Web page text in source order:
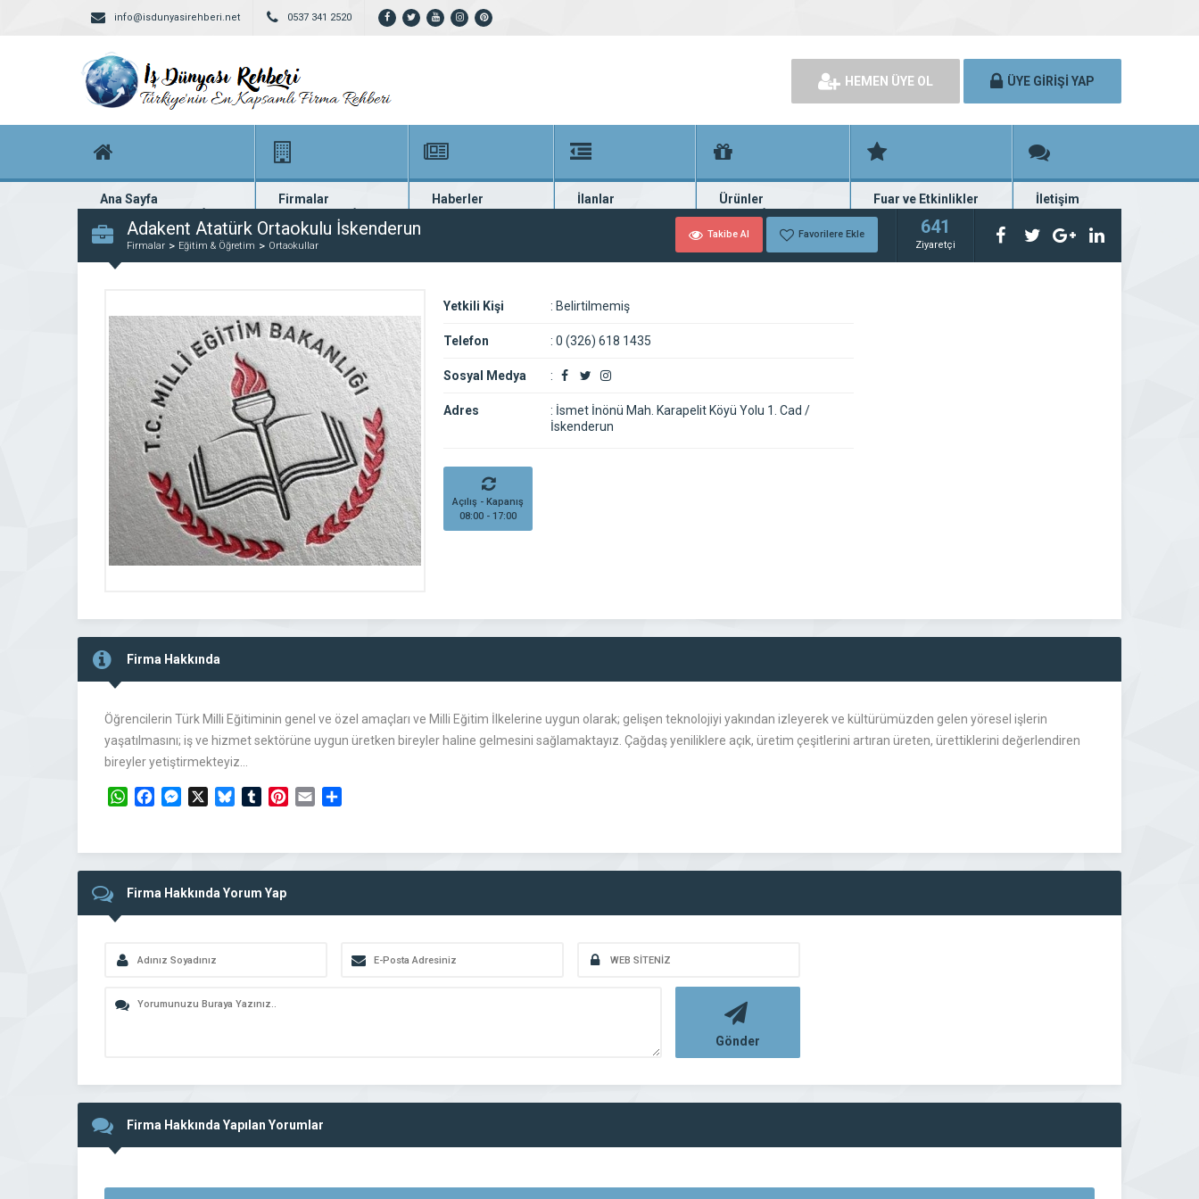
info@isdunyasirehberi.net 0537 341 2520
HEMEN ÜYE OL ÜYE GİRİŞİ YAP
Ana Sayfa
Firma rehberi ana sayfanız
Firmalar
Yüzlerce kayıtlı firma
Haberler
En güncel haberler
İlanlar
Güncel seri ilanlar
Ürünler
Binlerce firma ürünü
Fuar ve Etkinlikler
Fuar ve etkinlik planları
İletişim
Bize ulaşın
Adakent Atatürk Ortaokulu İskenderun
Firmalar Eğitim & Öğretim Ortaokullar
Takibe Al Favorilere Ekle 641
Ziyaretçi
Yetkili Kişi : Belirtilmemiş
Telefon : 0 (326) 618 1435
Sosyal Medya :
Adres : İsmet İnönü Mah. Karapelit Köyü Yolu 1. Cad /
İskenderun
Açılış - Kapanış
08:00 - 17:00
Firma Hakkında
Öğrencilerin Türk Milli Eğitiminin genel ve özel amaçları ve Milli Eğitim İlkelerine uygun olarak; gelişen teknolojiyi yakından izleyerek ve kültürümüzden gelen yöresel işlerin
yaşatılmasını; iş ve hizmet sektörüne uygun üretken bireyler haline gelmesini sağlamaktayız. Çağdaş yeniliklere açık, üretim çeşitlerini artıran üreten, ürettiklerini değerlendiren
bireyler yetiştirmekteyiz…
WhatsAppFacebookMessengerBlueskyTumblrPinterest
Email
Firma Hakkında Yorum Yap
Gönder
Firma Hakkında Yapılan Yorumlar